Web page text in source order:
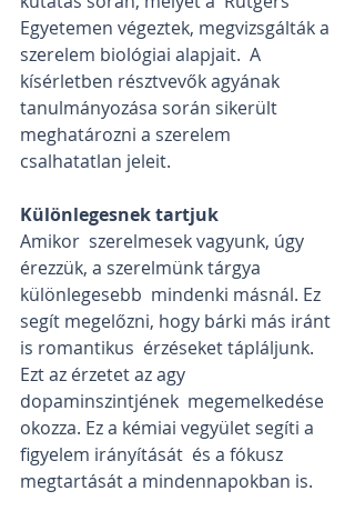
Egyetemen végeztek, megvizsgálták a
szerelem biológiai alapjait.  A
kísérletben résztvevők agyának
tanulmányozása során sikerült
meghatározni a szerelem
csalhatatlan jeleit.
Különlegesnek tartjuk
Amikor  szerelmesek vagyunk, úgy
érezzük, a szerelmünk tárgya
különlegesebb  mindenki másnál. Ez
segít megelőzni, hogy bárki más iránt
is romantikus  érzéseket tápláljunk.
Ezt az érzetet az agy
dopaminszintjének  megemelkedése
okozza. Ez a kémiai vegyület segíti a
figyelem irányítását  és a fókusz
megtartását a mindennapokban is.